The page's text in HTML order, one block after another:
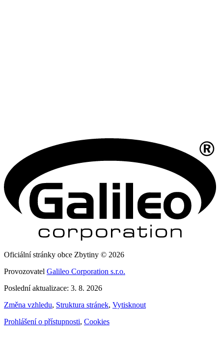
Oficiální stránky obce Zbytiny © 2026
Provozovatel Galileo Corporation s.r.o.
Poslední aktualizace: 3. 8. 2026
Změna vzhledu, Struktura stránek, Vytisknout
Prohlášení o přístupnosti, Cookies